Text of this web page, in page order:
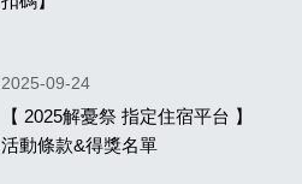
2025-09-24
【 2025解憂祭 指定住宿平台 】
活動條款&得獎名單